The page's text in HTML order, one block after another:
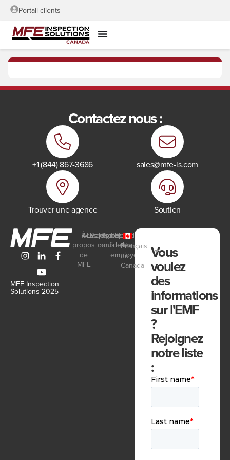
Portail clients
Contactez nous :
+1 (844) 867-3686 sales@mfe-is.com
Trouver une agence Soutien
MFE Inspection
Solutions 2025
À
propos
de
MFE
Ressources
Events
Rejoignez-
nous
Politique de
confidentialité
Portail
des
employés
Français
du
Canada
Vous
voulez
des
informations
sur l'EMF
?
Rejoignez
notre liste
: